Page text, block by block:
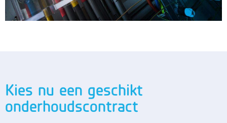
Kies nu een geschikt
onderhoudscontract